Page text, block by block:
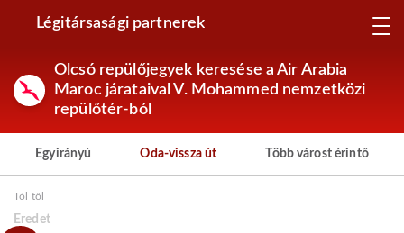
Légitársasági partnerek
Olcsó repülőjegyek keresése a Air Arabia
Maroc járataival V. Mohammed nemzetközi
repülőtér-ból
Egyirányú Oda-vissza út Több várost érintő
Tól től
Eredet